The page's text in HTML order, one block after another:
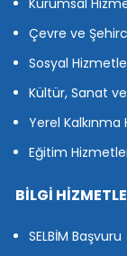
Kurumsal
Çevre ve
Sosyal
Kültür, Sanat
Yerel Kalkınma
Eğitim
BİLGİ
SELBİM Başvuru